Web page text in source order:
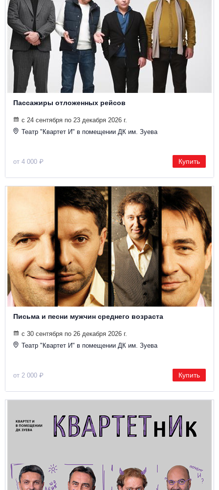
Пассажиры отложенных рейсов
с 24 сентября по 23 декабря 2026 г.
Театр "Квартет И" в помещении ДК им. Зуева
от 4 000 ₽ Купить
Письма и песни мужчин среднего возраста
с 30 сентября по 26 декабря 2026 г.
Театр "Квартет И" в помещении ДК им. Зуева
от 2 000 ₽ Купить